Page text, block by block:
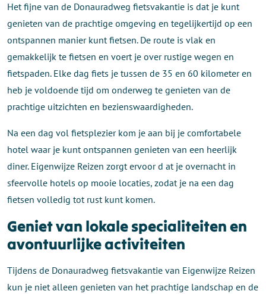
Het fijne van de Donauradweg fietsvakantie is dat je kunt
genieten van de prachtige omgeving en tegelijkertijd op een
ontspannen manier kunt fietsen. De route is vlak en
gemakkelijk te fietsen en voert je over rustige wegen en
fietspaden. Elke dag fiets je tussen de 35 en 60 kilometer en
heb je voldoende tijd om onderweg te genieten van de
prachtige uitzichten en bezienswaardigheden.
Na een dag vol fietsplezier kom je aan bij je comfortabele
hotel waar je kunt ontspannen genieten van een heerlijk
diner. Eigenwijze Reizen zorgt ervoor d at je overnacht in
sfeervolle hotels op mooie locaties, zodat je na een dag
fietsen volledig tot rust kunt komen.
Geniet van lokale specialiteiten en
avontuurlijke activiteiten
Tijdens de Donauradweg fietsvakantie van Eigenwijze Reizen
kun je niet alleen genieten van het prachtige landschap en de